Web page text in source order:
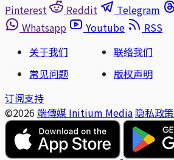
Pinterest
Reddit Telegram
Whatsapp
Youtube
RSS
关于我们
联络我们
常见问题
版权声明
订阅支持
©2026 端傳媒 Initium Media 隐私政策